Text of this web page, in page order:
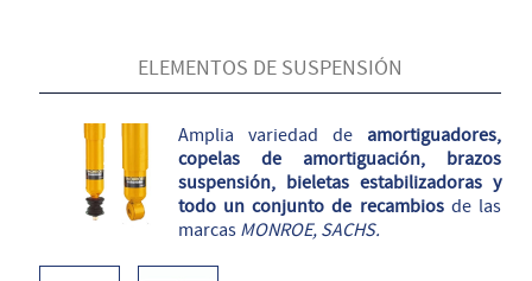
ELEMENTOS DE SUSPENSIÓN
Amplia variedad de amortiguadores,
copelas de amortiguación, brazos
suspensión, bieletas estabilizadoras y
todo un conjunto de recambiosde las
marcas MONROE, SACHS.